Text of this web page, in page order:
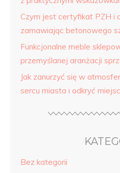
Czym jest certyfikat PZH i
zamawiając betonowego
Funkcjonalne meble
przemyślanej aranżacji
Jak zanurzyć się w
sercu miasta i odkryć
Bez kategorii